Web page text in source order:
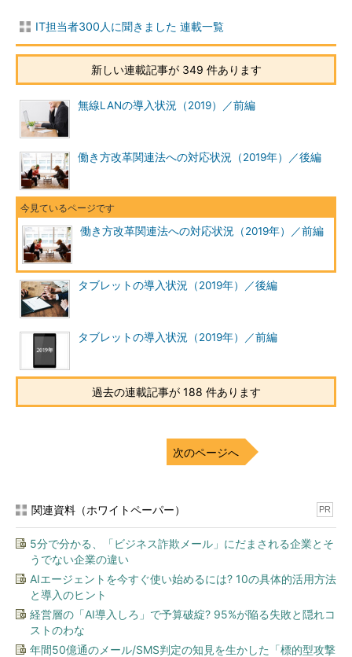
IT担当者300人に聞きました 連載一覧
新しい連載記事が 349 件あります
無線LANの導入状況（2019）／前編
働き方改革関連法への対応状況（2019年）／後編
働き方改革関連法への対応状況（2019年）／前編
タブレットの導入状況（2019年）／後編
タブレットの導入状況（2019年）／前編
過去の連載記事が 188 件あります
次のページへ
関連資料（ホワイトペーパー） PR
5分で分かる、「ビジネス詐欺メール」にだまされる企業とそ
うでない企業の違い
AIエージェントを今すぐ使い始めるには? 10の具体的活用方法
と導入のヒント
経営層の「AI導入しろ」で予算破綻? 95%が陥る失敗と隠れコ
ストのわな
年間50億通のメール/SMS判定の知見を生かした「標的型攻撃